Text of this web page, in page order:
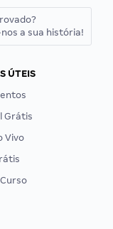
a sua história!
ÚTEIS
Grátis
Vivo